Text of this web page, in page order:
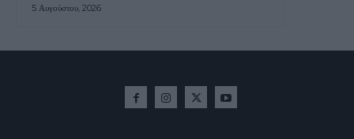
5 Αυγούστου, 2026